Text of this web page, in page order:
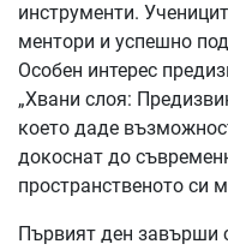
инструменти.
ментори и успешно
Особен интерес
„Хвани слоя:
което даде
докоснат до
пространственото си
Първият ден завърши